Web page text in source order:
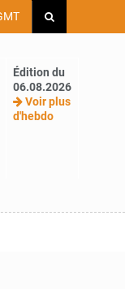
Édition du
06.08.2026
Voir plus
d'hebdo